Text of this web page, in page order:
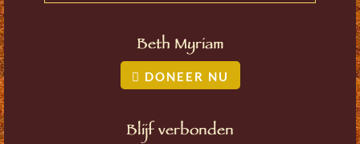
Beth Myriam
DONEER NU
Blijf verbonden